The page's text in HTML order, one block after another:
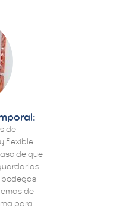
de
flexible
de que
bodegas
de
para